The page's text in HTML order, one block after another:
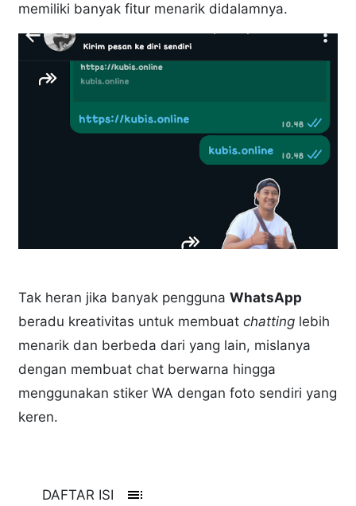
memiliki banyak fitur menarik didalamnya.
Tak heran jika banyak penggunaWhatsApp
beradu kreativitas untuk membuatchatting lebih
menarik dan berbeda dari yang lain, mislanya
dengan membuat chat berwarna hingga
menggunakan stiker WA dengan foto sendiri yang
keren.
DAFTAR ISI toc